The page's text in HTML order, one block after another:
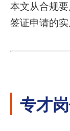
本文从合规
签证申请的实
专才